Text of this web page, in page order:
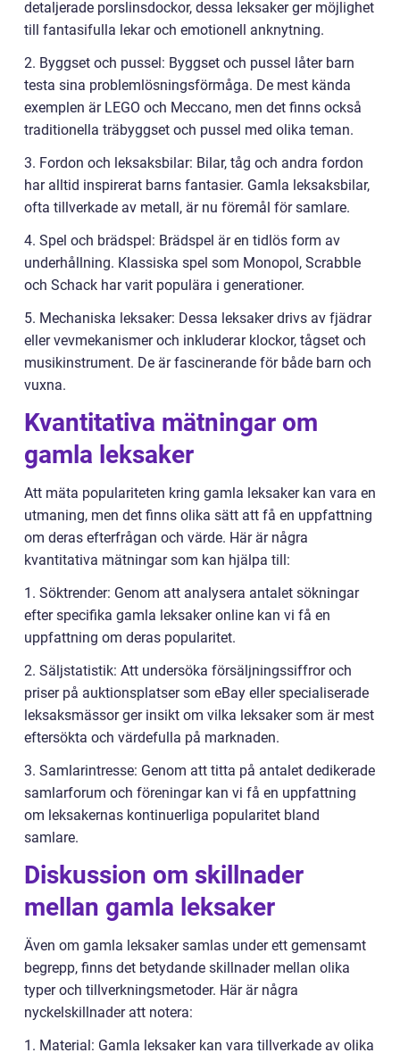
detaljerade porslinsdockor, dessa leksaker ger möjlighet
till fantasifulla lekar och emotionell anknytning.
2. Byggset och pussel: Byggset och pussel låter barn
testa sina problemlösningsförmåga. De mest kända
exemplen är LEGO och Meccano, men det finns också
traditionella träbyggset och pussel med olika teman.
3. Fordon och leksaksbilar: Bilar, tåg och andra fordon
har alltid inspirerat barns fantasier. Gamla leksaksbilar,
ofta tillverkade av metall, är nu föremål för samlare.
4. Spel och brädspel: Brädspel är en tidlös form av
underhållning. Klassiska spel som Monopol, Scrabble
och Schack har varit populära i generationer.
5. Mechaniska leksaker: Dessa leksaker drivs av fjädrar
eller vevmekanismer och inkluderar klockor, tågset och
musikinstrument. De är fascinerande för både barn och
vuxna.
Kvantitativa mätningar om
gamla leksaker
Att mäta populariteten kring gamla leksaker kan vara en
utmaning, men det finns olika sätt att få en uppfattning
om deras efterfrågan och värde. Här är några
kvantitativa mätningar som kan hjälpa till:
1. Söktrender: Genom att analysera antalet sökningar
efter specifika gamla leksaker online kan vi få en
uppfattning om deras popularitet.
2. Säljstatistik: Att undersöka försäljningssiffror och
priser på auktionsplatser som eBay eller specialiserade
leksaksmässor ger insikt om vilka leksaker som är mest
eftersökta och värdefulla på marknaden.
3. Samlarintresse: Genom att titta på antalet dedikerade
samlarforum och föreningar kan vi få en uppfattning
om leksakernas kontinuerliga popularitet bland
samlare.
Diskussion om skillnader
mellan gamla leksaker
Även om gamla leksaker samlas under ett gemensamt
begrepp, finns det betydande skillnader mellan olika
typer och tillverkningsmetoder. Här är några
nyckelskillnader att notera:
1. Material: Gamla leksaker kan vara tillverkade av olika